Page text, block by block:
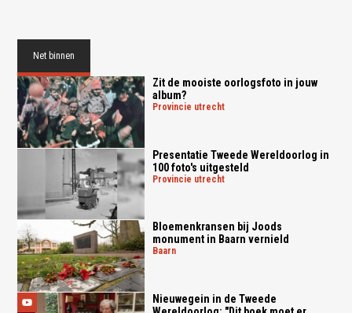
Net binnen
Zit de mooiste oorlogsfoto in jouw
album?
provincie utrecht
Presentatie Tweede Wereldoorlog in
100 foto's uitgesteld
provincie utrecht
Bloemenkransen bij Joods
monument in Baarn vernield
baarn
Nieuwegein in de Tweede